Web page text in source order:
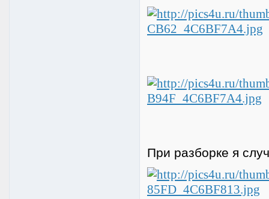
При разборке я